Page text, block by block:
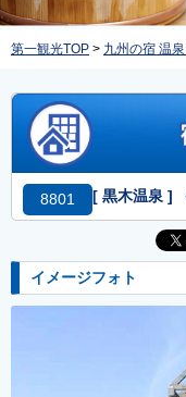
第一観光TOP > 九州の宿 温
8801 [ 黒木温泉 ]
イメージフォト